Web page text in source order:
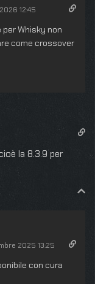
12:45
Whisky non
come crossover
la 8.3.9 per
2025 13:25
con cura